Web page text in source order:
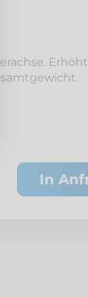
In